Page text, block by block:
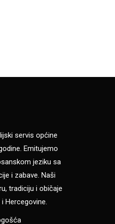
servis općine
Emitujemo
jeziku sa
i zabave. Naši
tradiciju i običaje
Hercegovine.